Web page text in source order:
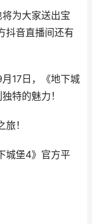
为大家送出宝
抖音直播间还有
17日，《地下城
特的魅力！
！
城堡4》官方平